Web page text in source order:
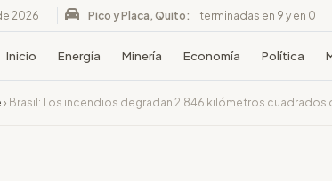
2026 Pico y Placa, Quito: terminadas en 9 y en 0
Inicio Energía Minería Economía Política
› Brasil: Los incendios degradan 2.846 kilómetros cuadrados